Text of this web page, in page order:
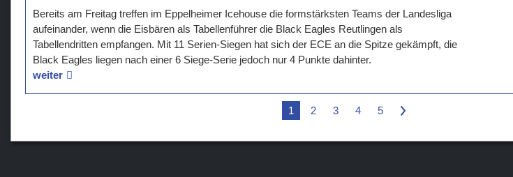
Bereits am Freitag treffen im Eppelheimer Icehouse die formstärksten Teams der Landesliga
aufeinander, wenn die Eisbären als Tabellenführer die Black Eagles Reutlingen als
Tabellendritten empfangen. Mit 11 Serien-Siegen hat sich der ECE an die Spitze gekämpft, die
Black Eagles liegen nach einer 6 Siege-Serie jedoch nur 4 Punkte dahinter.
weiter
1 2 3 4 5 >